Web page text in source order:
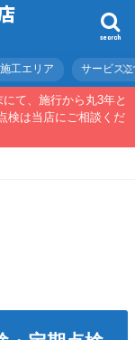
search
施工エリア サービス
て、施行から丸3年と
検は当店にご相談くだ